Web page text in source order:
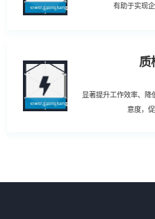
有助于实现
质
显著提升工作效率、降
意度，